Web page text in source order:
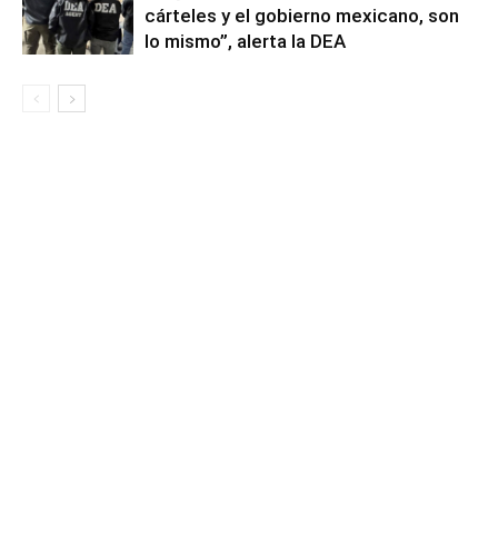
cárteles y el gobierno mexicano, son
lo mismo”, alerta la DEA